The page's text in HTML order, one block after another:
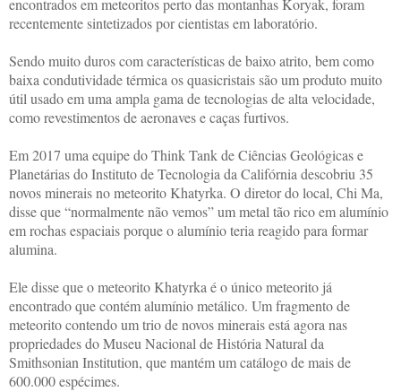
encontrados em meteoritos perto das montanhas Koryak, foram
recentemente sintetizados por cientistas em laboratório.
Sendo muito duros com características de baixo atrito, bem como
baixa condutividade térmica os quasicristais são um produto muito
útil usado em uma ampla gama de tecnologias de alta velocidade,
como revestimentos de aeronaves e caças furtivos.
Em 2017 uma equipe do Think Tank de Ciências Geológicas e
Planetárias do Instituto de Tecnologia da Califórnia descobriu 35
novos minerais no meteorito Khatyrka. O diretor do local, Chi Ma,
disse que “normalmente não vemos” um metal tão rico em alumínio
em rochas espaciais porque o alumínio teria reagido para formar
alumina.
Ele disse que o meteorito Khatyrka é o único meteorito já
encontrado que contém alumínio metálico. Um fragmento de
meteorito contendo um trio de novos minerais está agora nas
propriedades do Museu Nacional de História Natural da
Smithsonian Institution, que mantém um catálogo de mais de
600.000 espécimes.